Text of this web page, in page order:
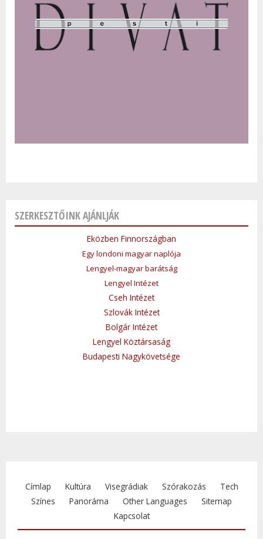
SZERKESZTŐINK AJÁNLJÁK
Eközben Finnországban
Egy londoni magyar naplója
Lengyel-magyar barátság
Lengyel Intézet
Cseh Intézet
Szlovák Intézet
Bolgár Intézet
Lengyel Köztársaság
Budapesti Nagykövetsége
Címlap Kultúra Visegrádiak Szórakozás
Tech
Színes
Panoráma Other Languages
Sitemap
Kapcsolat